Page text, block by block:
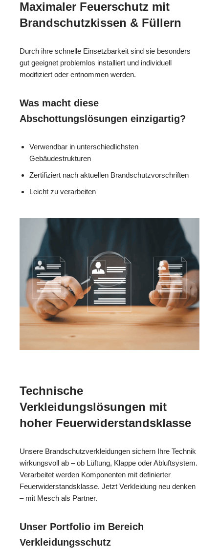
Maximaler Feuerschutz mit
Brandschutzkissen & Füllern
Durch ihre schnelle Einsetzbarkeit sind sie besonders
gut geeignet problemlos installiert und individuell
modifiziert oder entnommen werden.
Was macht diese
Abschottungslösungen einzigartig?
Verwendbar in unterschiedlichsten
Gebäudestrukturen
Zertifiziert nach aktuellen Brandschutzvorschriften
Leicht zu verarbeiten
Technische
Verkleidungslösungen mit
hoher Feuerwiderstandsklasse
Unsere Brandschutzverkleidungen sichern Ihre Technik
wirkungsvoll ab – ob Lüftung, Klappe oder Abluftsystem.
Verarbeitet werden Komponenten mit definierter
Feuerwiderstandsklasse. Jetzt Verkleidung neu denken
– mit Mesch als Partner.
Unser Portfolio im Bereich
Verkleidungsschutz